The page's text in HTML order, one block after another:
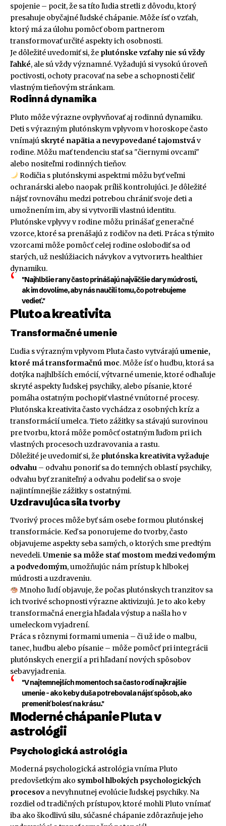
spojenie – pocit, že sa títo ľudia stretli z dôvodu, ktorý
presahuje obyčajné ľudské chápanie. Môže ísť o vzťah,
ktorý má za úlohu pomôcť obom partnerom
transformovať určité aspekty ich osobnosti.
Je dôležité uvedomiť si, že plutónske vzťahy nie sú vždy
ľahké, ale sú vždy významné. Vyžadujú si vysokú úroveň
poctivosti, ochoty pracovať na sebe a schopnosti čeliť
vlastným tieňovým stránkam.
Rodinná dynamika
Pluto môže výrazne ovplyvňovať aj rodinnú dynamiku.
Deti s výrazným plutónskym vplyvom v horoskope často
vnímajú skryté napätia a nevypovedané tajomstváv
rodine. Môžu mať tendenciu stať sa "čiernymi ovcami"
alebo nositeľmi rodinných tieňov.
Rodičia s plutónskymi aspektmi môžu byť veľmi
ochranárski alebo naopak príliš kontrolujúci. Je dôležité
nájsť rovnováhu medzi potrebou chrániť svoje deti a
umožnením im, aby si vytvorili vlastnú identitu.
Plutónske vplyvy v rodine môžu prinášať generačné
vzorce, ktoré sa prenášajú z rodičov na deti. Práca s týmito
vzorcami môže pomôcť celej rodine oslobodiť sa od
starých, už neslúžiacich návykov a vytvorить healthier
dynamiku.
"Najhlbšie rany často prinášajú najväčšie dary múdrosti,
ak im dovolíme, aby nás naučili tomu, čo potrebujeme
vedieť."
Pluto a kreativita
Transformačné umenie
Ľudia s výrazným vplyvom Pluta často vytvárajúumenie,
ktoré má transformačnú moc. Môže ísť o hudbu, ktorá sa
dotýka najhlbších emócií, výtvarné umenie, ktoré odhaľuje
skryté aspekty ľudskej psychiky, alebo písanie, ktoré
pomáha ostatným pochopiť vlastné vnútorné procesy.
Plutónska kreativita často vychádza z osobných kríz a
transformácií umelca. Tieto zážitky sa stávajú surovinou
pre tvorbu, ktorá môže pomôcť ostatným ľuďom pri ich
vlastných procesoch uzdravovania a rastu.
Dôležité je uvedomiť si, že plutónska kreativita vyžaduje
odvahu – odvahu ponoriť sa do temných oblastí psychiky,
odvahu byť zraniteľný a odvahu podeliť sa o svoje
najintímnejšie zážitky s ostatnými.
Uzdravujúca sila tvorby
Tvorivý proces môže byť sám osebe formou plutónskej
transformácie. Keď sa ponorujeme do tvorby, často
objavujeme aspekty seba samých, o ktorých sme predtým
nevedeli.Umenie sa môže stať mostom medzi vedomým
a podvedomým, umožňujúc nám prístup k hlbokej
múdrosti a uzdraveniu.
Mnoho ľudí objavuje, že počas plutónskych tranzitov sa
ich tvorivé schopnosti výrazne aktivizujú. Je to ako keby
transformačná energia hľadala výstup a našla ho v
umeleckom vyjadrení.
Práca s rôznymi formami umenia – či už ide o malbu,
tanec, hudbu alebo písanie – môže pomôcť pri integrácii
plutónskych energií a pri hľadaní nových spôsobov
sebavyjadrenia.
"V najtemnejších momentoch sa často rodí najkrajšie
umenie – ako keby duša potrebovala nájsť spôsob, ako
premeniť bolesť na krásu."
Moderné chápanie Pluta v
astrológii
Psychologická astrológia
Moderná psychologická astrológia vníma Pluto
predovšetkým ako symbol hlbokých psychologických
procesova nevyhnutnej evolúcie ľudskej psychiky. Na
rozdiel od tradičných prístupov, ktoré mohli Pluto vnímať
iba ako škodlivú silu, súčasné chápanie zdôrazňuje jeho